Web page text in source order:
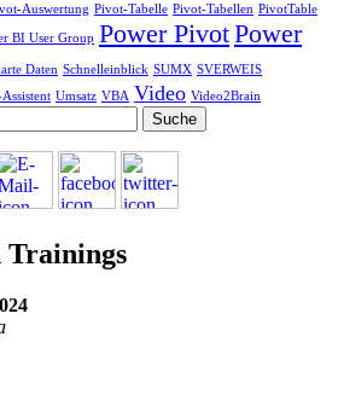
Auswertung Pivot-Tabelle Pivot-Tabellen PivotTable
BI User Group Power PivotPower
Daten Schnelleinblick SUMX SVERWEIS
Umsatz VBA Video Video2Brain
Trainings